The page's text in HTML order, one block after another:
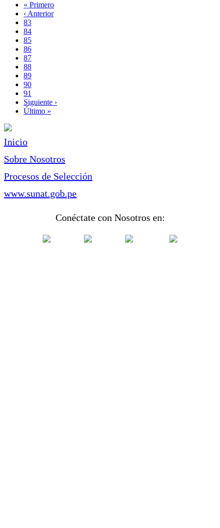
Paginación
Primera
página
« Primero
Página
anterior
‹ Anterior
Page
83
Page
84
Page
85
Page
86
Página
actual
87
Page
88
Page
89
Page
90
Page
91
Siguiente
página
Siguiente ›
Última
Último »
Inicio
Sobre Nosotros
Procesos de Selección
www.sunat.gob.pe
Conéctate con Nosotros en: